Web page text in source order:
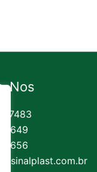
Nos
7483
1649
1656